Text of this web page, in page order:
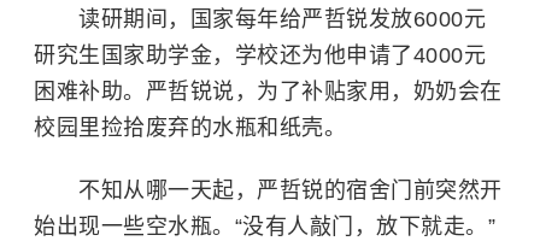
读研期间，国家每年给严哲锐发放6000元
研究生 国家助学金，学校还为他申请了4000元
困难补助。严哲锐说，为了补贴家用，奶奶会在
校园里捡拾废弃的水瓶和纸壳。
不知从哪一天起，严哲锐的宿舍门前突然开
始出现一些空水瓶。“没有人敲门，放下就走。”